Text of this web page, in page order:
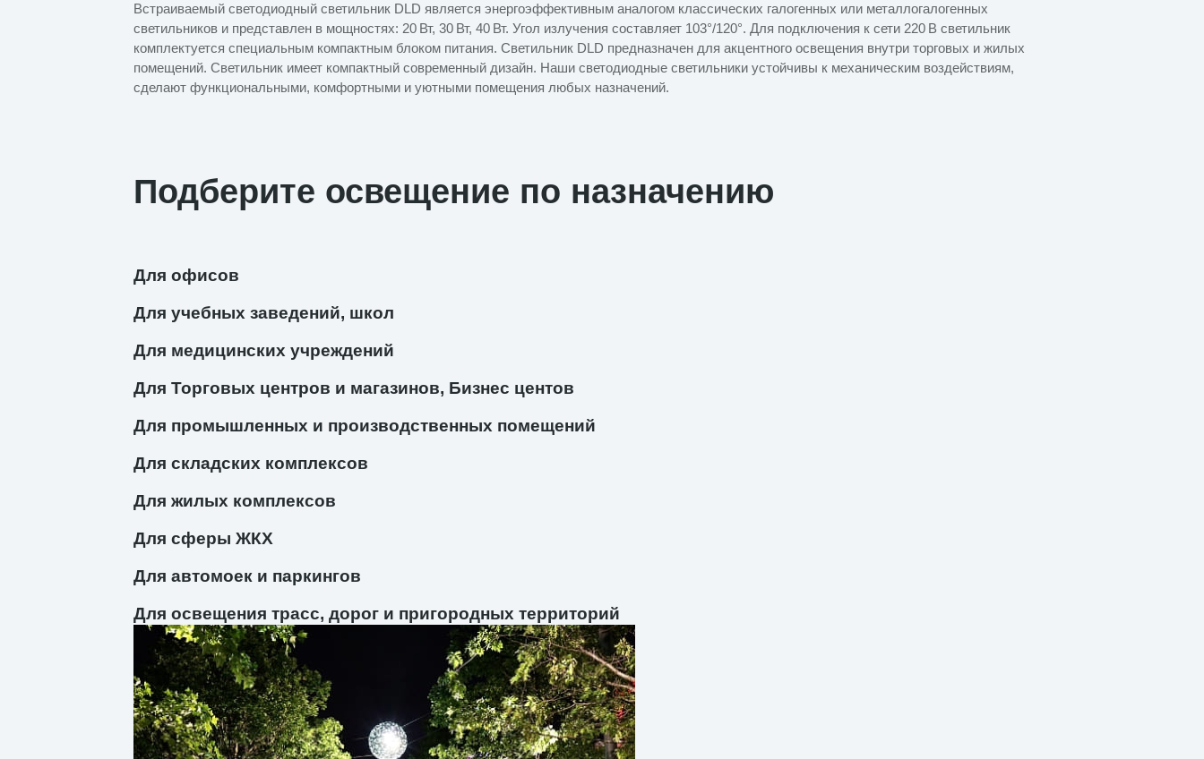
Встраиваемый светодиодный светильник DLD является энергоэффективным аналогом классических галогенных или металлогалогенных
светильников и представлен в мощностях: 20 Вт, 30 Вт, 40 Вт. Угол излучения составляет 103°/120°. Для подключения к сети 220 В светильник
комплектуется специальным компактным блоком питания. Светильник DLD предназначен для акцентного освещения внутри торговых и жилых
помещений. Светильник имеет компактный современный дизайн. Наши светодиодные светильники устойчивы к механическим воздействиям,
сделают функциональными, комфортными и уютными помещения любых назначений.
Подберите освещение по назначению
Для офисов
Для учебных заведений, школ
Для медицинских учреждений
Для Торговых центров и магазинов, Бизнес центов
Для промышленных и производственных помещений
Для складских комплексов
Для жилых комплексов
Для сферы ЖКХ
Для автомоек и паркингов
Для освещения трасс, дорог и пригородных территорий